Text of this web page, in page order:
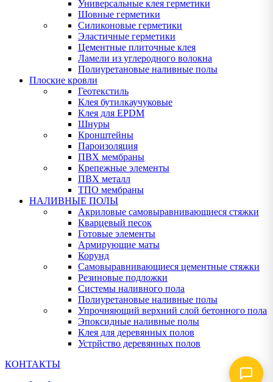
Универсальные клея герметики
Шовные герметики
Силиконовые герметики
Эластичные герметики
Цементные плиточные клея
Ламели из углеродного волокна
Полиуретановые наливные полы
Плоские кровли
Геотекстиль
Клея бутилкаучуковые
Клея для EPDM
Шнуры
Кронштейны
Пароизоляция
ПВХ мембраны
Крепежные элементы
ПВХ металл
ТПО мембраны
НАЛИВНЫЕ ПОЛЫ
Акриловые самовыравнивающиеся стяжки
Кварцевый песок
Готовые элементы
Армирующие маты
Корунд
Самовыравнивающиеся цементные стяжки
Резиновые подложки
Системы наливного пола
Полиуретановые наливные полы
Упрочняющий верхний слой бетонного пола
Эпоксидные наливные полы
Клея для деревянных полов
Устрйство деревянных полов
КОНТАКТЫ